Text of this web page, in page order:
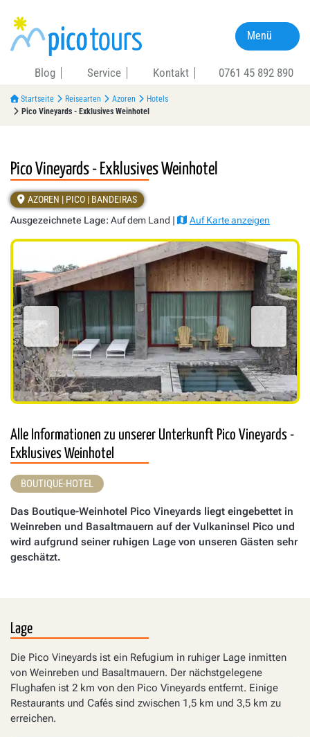
Blog Service Kontakt 0761 45 892 890
Menü
Startseite Reisearten Azoren
Hotels
Pico Vineyards - Exklusives Weinhotel
Pico Vineyards - Exklusives Weinhotel
AZOREN | PICO | BANDEIRAS
Ausgezeichnete Lage: Auf dem Land | Auf Karte anzeigen
Alle Informationen zu unserer Unterkunft Pico Vineyards -
Exklusives Weinhotel
BOUTIQUE-HOTEL
Das Boutique-Weinhotel Pico Vineyards liegt eingebettet in
Weinreben und Basaltmauern auf der Vulkaninsel Pico und
wird aufgrund seiner ruhigen Lage von unseren Gästen sehr
geschätzt.
Lage
Die Pico Vineyards ist ein Refugium in ruhiger Lage inmitten
von Weinreben und Basaltmauern. Der nächstgelegene
Flughafen ist 2 km von den Pico Vineyards entfernt. Einige
Restaurants und Cafés sind zwischen 1,5 km und 3,5 km zu
erreichen.